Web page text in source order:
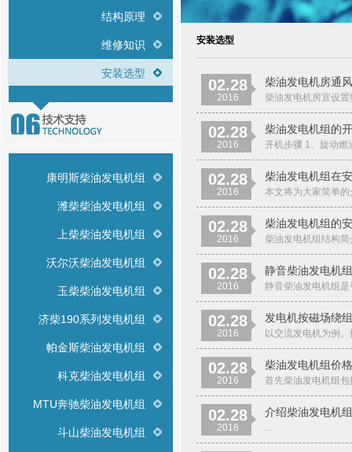
结构原理
维修知识
安装选型
康明斯柴油发电机组
潍柴柴油发电机组
上柴柴油发电机组
沃尔沃柴油发电机组
玉柴柴油发电机组
济柴190系列发电机组
帕金斯柴油发电机组
科克柴油发电机组
MTU奔驰柴油发电机组
斗山柴油发电机组
安装选型
02.28
2016
柴油发电机房通
柴油发电机房宜设
02.28
2016
柴油发电机组的
开机步骤 1、旋动燃
02.28
2016
柴油发电机组在
本文将为大家简单
02.28
2016
柴油发电机组的
柴油发电机组结构
02.28
2016
静音柴油发电机
静音柴油发电机组
02.28
2016
发电机按磁场绕
以交流发电机为例
02.28
2016
柴油发电机组价
首先柴油发电机组
02.28
2016
介绍柴油发电机
...